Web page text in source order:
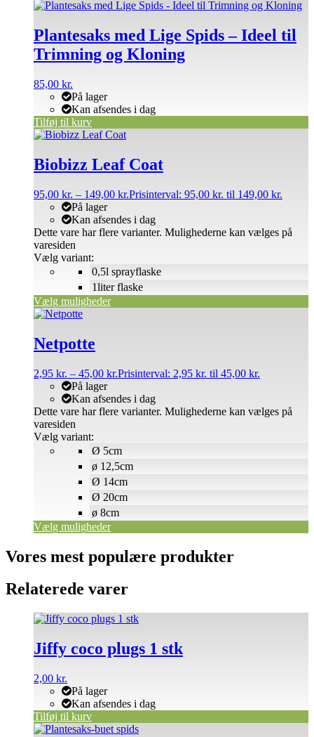
Plantesaks med Lige Spids – Ideel til
Trimning og Kloning
85,00 kr.
På lager
Kan afsendes i dag
Tilføj til kurv
Biobizz Leaf Coat
95,00 kr. – 149,00 kr.Prisinterval: 95,00 kr. til 149,00 kr.
På lager
Kan afsendes i dag
Vælg variant:
Vælg muligheder
Dette vare har flere varianter. Mulighederne kan vælges på
varesiden
0,5l sprayflaske
1liter flaske
Netpotte
2,95 kr. – 45,00 kr.Prisinterval: 2,95 kr. til 45,00 kr.
På lager
Kan afsendes i dag
Vælg variant:
Vælg muligheder
Dette vare har flere varianter. Mulighederne kan vælges på
varesiden
Ø 5cm
ø 12,5cm
Ø 14cm
Ø 20cm
ø 8cm
Vores mest populære produkter
Relaterede varer
Jiffy coco plugs 1 stk
2,00 kr.
På lager
Kan afsendes i dag
Tilføj til kurv